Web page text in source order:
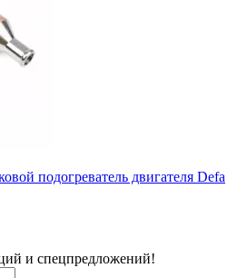
подогреватель двигателя Defa
и спецпредложений!